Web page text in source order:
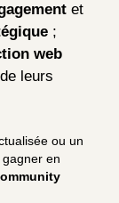
et
;
web
leurs
ou un
gagner en